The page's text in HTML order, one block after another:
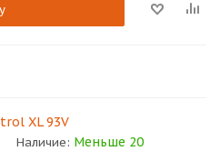
XL 93V
Наличие: Меньше 20